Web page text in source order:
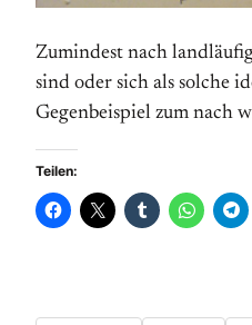
Zumindest nach
sind oder sich als solche
Gegenbeispiel zum nach
Teilen: